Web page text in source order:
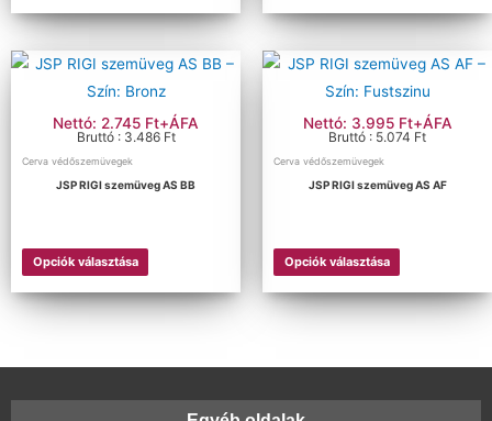
Nettó: 2.745 Ft+ÁFA
Bruttó : 3.486 Ft
Cerva védőszemüvegek
JSP RIGI szemüveg AS BB
Opciók választása
Nettó: 3.995 Ft+ÁFA
Bruttó : 5.074 Ft
Cerva védőszemüvegek
JSP RIGI szemüveg AS AF
Opciók választása
3M™ szemüvegek